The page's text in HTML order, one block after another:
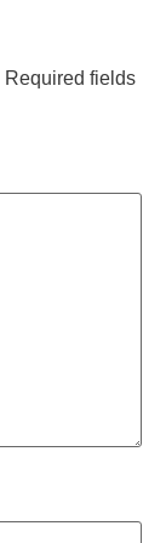
Required fields